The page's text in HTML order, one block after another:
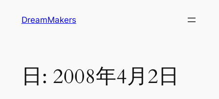
DreamMakers
日: 2008年4月2日